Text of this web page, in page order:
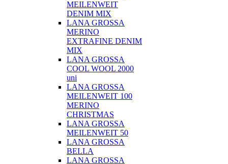
MEILENWEIT
DENIM MIX
LANA GROSSA
MERINO
EXTRAFINE DENIM
MIX
LANA GROSSA
COOL WOOL 2000
uni
LANA GROSSA
MEILENWEIT 100
MERINO
CHRISTMAS
LANA GROSSA
MEILENWEIT 50
LANA GROSSA
BELLA
LANA GROSSA